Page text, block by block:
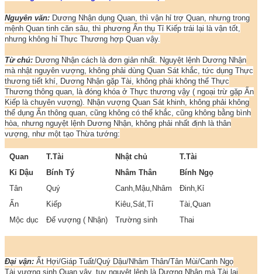
Nguyên văn: Dương Nhận dụng Quan, thì vận hỉ trợ Quan, nhưng trong
mệnh Quan tinh căn sâu, thì phương Ấn thụ Tỉ Kiếp trái lại là vận tốt,
nhưng không hỉ Thực Thương hợp Quan vậy.
Từ chú: Dương Nhận cách là đơn giản nhất. Nguyệt lệnh Dương Nhận
mà nhật nguyên vượng, không phải dùng Quan Sát khắc, tức dụng Thực
thương tiết khí, Dương Nhận gặp Tài, không phải không thể Thực
Thương thông quan, là đóng khóa ở Thực thương vậy ( ngoại trừ gặp Ấn
Kiếp là chuyên vượng). Nhận vượng Quan Sát khinh, không phải không
thể dụng Ấn thông quan, cũng không có thể khắc, cũng không bằng bình
hòa, nhưng nguyệt lệnh Dương Nhận, không phải nhất định là thân
vượng, như một tạo Thừa tướng:
Quan T.Tài Nhật chủ
T.Tài
Kỉ Dậu
Bính Tý Nhâm Thân
Bính Ngọ
Tân
Quý Canh,Mậu,Nhâm
Đinh,Kỉ
Ấn
Kiếp Kiêu,Sát,Tỉ
Tài,Quan
Mộc dục
Đế vượng ( Nhận) Trường sinh Thai
Đại vận: Ất Hợi/Giáp Tuất/Quý Dậu/Nhâm Thân/Tân Mùi/Canh Ngọ
Tài vượng sinh Quan vậy, tuy nguyệt lệnh là Dương Nhận mà Tài lại